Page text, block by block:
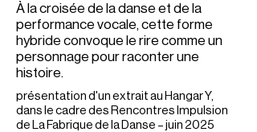
À la croisée de la danse et de la
performance vocale, cette forme
hybride convoque le rire comme un
personnage pour raconter une
histoire.
présentation d'un extrait au Hangar Y,
dans le cadre des Rencontres Impulsion
de La Fabrique de la Danse – juin 2025